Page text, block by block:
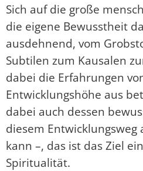
Sich auf die große
die eigene Bewusstheit
ausdehnend, vom
Subtilen zum Kausalen
dabei die Erfahrungen
Entwicklungshöhe aus
dabei auch dessen
diesem Entwicklungsweg
kann –, das ist das Ziel
Spiritualität.